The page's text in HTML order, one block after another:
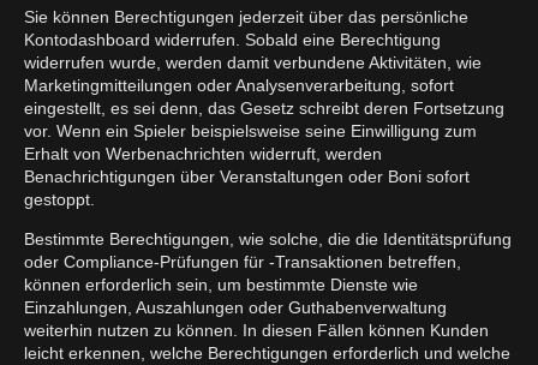
Sie können Berechtigungen jederzeit über das persönliche
Kontodashboard widerrufen. Sobald eine Berechtigung
widerrufen wurde, werden damit verbundene Aktivitäten, wie
Marketingmitteilungen oder Analysenverarbeitung, sofort
eingestellt, es sei denn, das Gesetz schreibt deren Fortsetzung
vor. Wenn ein Spieler beispielsweise seine Einwilligung zum
Erhalt von Werbenachrichten widerruft, werden
Benachrichtigungen über Veranstaltungen oder Boni sofort
gestoppt.
Bestimmte Berechtigungen, wie solche, die die Identitätsprüfung
oder Compliance-Prüfungen für -Transaktionen betreffen,
können erforderlich sein, um bestimmte Dienste wie
Einzahlungen, Auszahlungen oder Guthabenverwaltung
weiterhin nutzen zu können. In diesen Fällen können Kunden
leicht erkennen, welche Berechtigungen erforderlich und welche